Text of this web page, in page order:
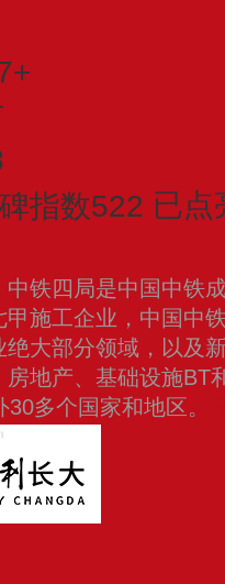
指数522 已点
铁四局是中国中铁
施工企业，中国中
大部分领域，以及
地产、基础设施BT
多个国家和地区。